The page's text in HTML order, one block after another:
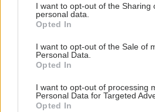
not limited to your visit or usage
grant or deny consent to Google
use your data for below specified
consent section.
I want to opt-out of the Sharing
personal data.
Opted In
I want to opt-out of the Sale of
Personal Data.
Opted In
I want to opt-out of processing
Personal Data for Targeted
Opted In
Φυτικές ίνες και οι μορφές τους